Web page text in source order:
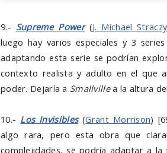
9.- Supreme Power(J. Michael
luego hay varios especiales y 3
adaptando esta serie se podrían
contexto realista y adulto en el que
poder. Dejaría a Smallvillea la altura
10.- Los Invisibles(Grant Morrison)
algo rara, pero esta obra que
complejidades, se podría adaptar a la